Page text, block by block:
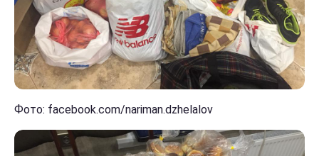
Фото: facebook.com/nariman.dzhelalov